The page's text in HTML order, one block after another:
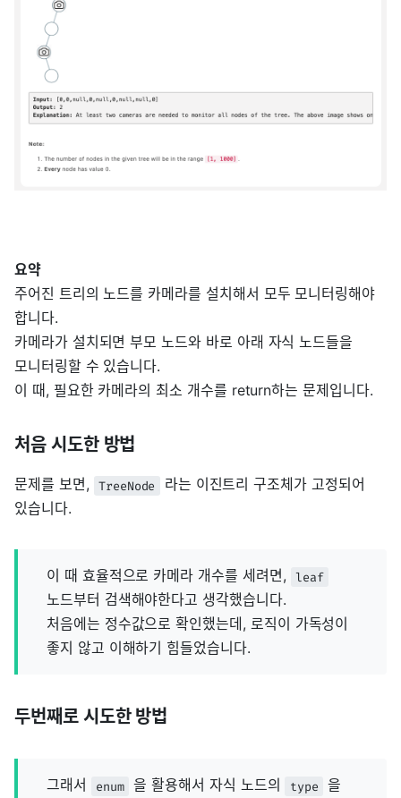
요약
주어진 트리의 노드를 카메라를 설치해서 모두 모니터링해야
합니다.
카메라가 설치되면 부모 노드와 바로 아래 자식 노드들을
모니터링할 수 있습니다.
이 때, 필요한 카메라의 최소 개수를 return하는 문제입니다.
처음 시도한 방법
문제를 보면, TreeNode
라는 이진트리 구조체가 고정되어
있습니다.
이 때 효율적으로 카메라 개수를 세려면, leaf
노드부터 검색해야한다고 생각했습니다.
처음에는 정수값으로 확인했는데, 로직이 가독성이
좋지 않고 이해하기 힘들었습니다.
두번째로 시도한 방법
그래서 enum 을 활용해서 자식 노드의 type
을